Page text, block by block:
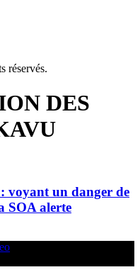
réservés.
DES
voyant un danger de
SOA alerte